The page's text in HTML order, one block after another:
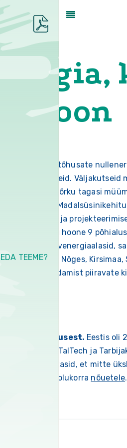
TEEME?
on energiatõhusate
juhendeid.
energia võrku tagasi
pädevuses.
hindamise ja
„Tervisliku hoone 9
uusi taastuvenergiaalasid,
(Rehema, Nõges,
arendamist piiravate
Eestis oli
TalTech ja
milles tuvastasid, et mitte
COVID-19 eriolukorra nõuetele